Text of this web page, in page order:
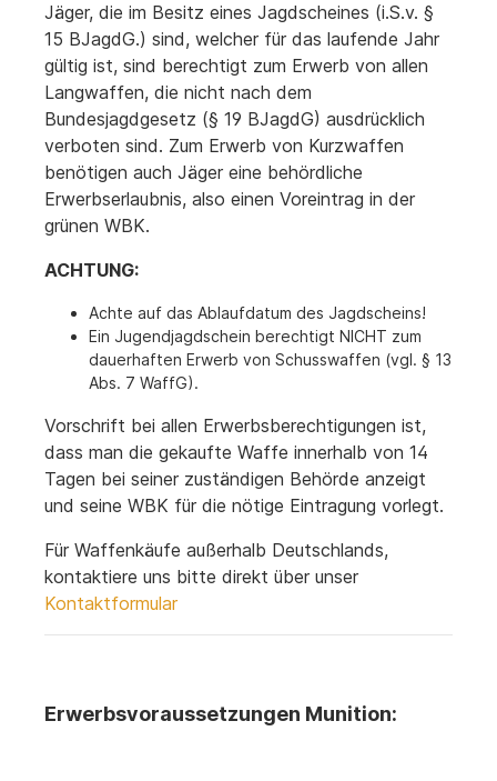
Jäger, die im Besitz eines Jagdscheines (i.S.v. §
15 BJagdG.) sind, welcher für das laufende Jahr
gültig ist, sind berechtigt zum Erwerb von allen
Langwaffen, die nicht nach dem
Bundesjagdgesetz (§ 19 BJagdG) ausdrücklich
verboten sind. Zum Erwerb von Kurzwaffen
benötigen auch Jäger eine behördliche
Erwerbserlaubnis, also einen Voreintrag in der
grünen WBK.
ACHTUNG:
Achte auf das Ablaufdatum des Jagdscheins!
Ein Jugendjagdschein berechtigt NICHT zum
dauerhaften Erwerb von Schusswaffen (vgl. § 13
Abs. 7 WaffG).
Vorschrift bei allen Erwerbsberechtigungen ist,
dass man die gekaufte Waffe innerhalb von 14
Tagen bei seiner zuständigen Behörde anzeigt
und seine WBK für die nötige Eintragung vorlegt.
Für Waffenkäufe außerhalb Deutschlands,
kontaktiere uns bitte direkt über unser
Kontaktformular
Erwerbsvoraussetzungen Munition: